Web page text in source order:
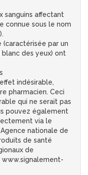
sanguins affectant
connue sous le nom
(caractérisée par un
des yeux) ont
indésirable,
pharmacien. Ceci
qui ne serait pas
pouvez également
via le
nationale de
de santé
de
www.signalement-